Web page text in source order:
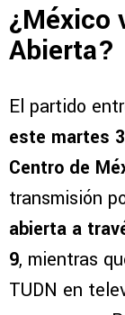
¿México
Abierta?
El partido
este martes
Centro de
transmisión
abierta a
9, mientras
TUDN en